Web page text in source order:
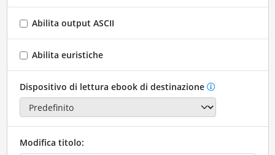
Abilita output ASCII
Abilita euristiche
Dispositivo di lettura ebook di destinazione
Modifica titolo: